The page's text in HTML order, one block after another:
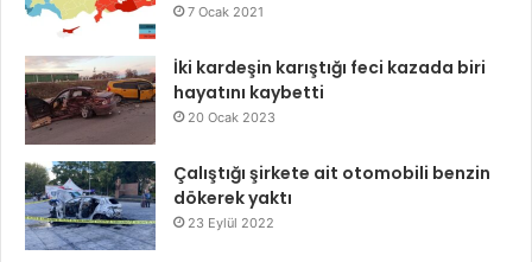
7 Ocak 2021
İki kardeşin karıştığı feci kazada biri
hayatını kaybetti
20 Ocak 2023
Çalıştığı şirkete ait otomobili benzin
dökerek yaktı
23 Eylül 2022